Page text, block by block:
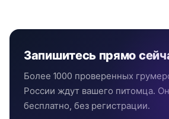
Запишитесь прямо
Более 1000 проверенных
России ждут вашего питомца.
бесплатно, без регистрации.